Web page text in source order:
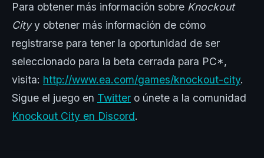
Para obtener más información sobre Knockout
Cityy obtener más información de cómo
registrarse para tener la oportunidad de ser
seleccionado para la beta cerrada para PC*,
visita: http://www.ea.com/games/knockout-city.
Sigue el juego en Twitter o únete a la comunidad
Knockout City en Discord.